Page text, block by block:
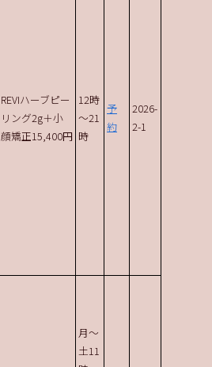
REVIハーブピー
リング2g＋小
顔矯正15,400円
12時
～21
時
予
約
2026-
2-1
月～
土11